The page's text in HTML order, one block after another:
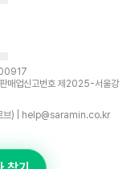
00917
매업신고번호 제2025-서울강
로브) | help@saramin.co.kr